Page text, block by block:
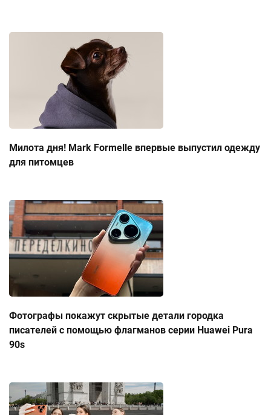
Милота дня! Mark Formelle впервые выпустил одежду
для питомцев
Фотографы покажут скрытые детали городка
писателей с помощью флагманов серии Huawei Pura
90s